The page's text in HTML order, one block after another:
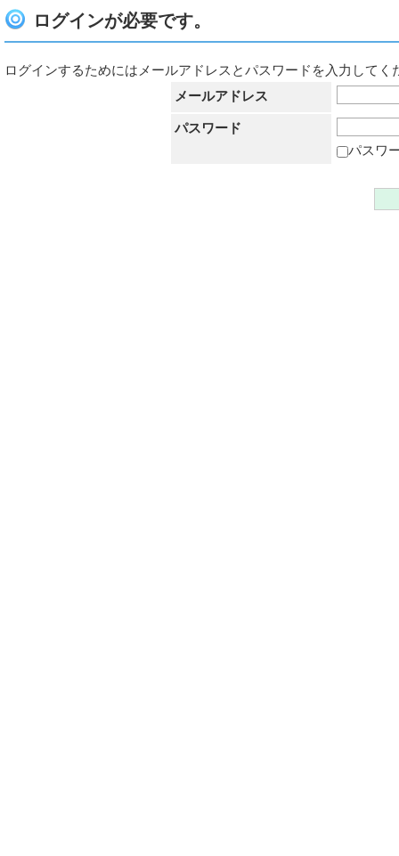
ログインが必要です。
ログインするためにはメールアドレスとパスワードを入力してく
メールアドレス
パスワード
パスワ